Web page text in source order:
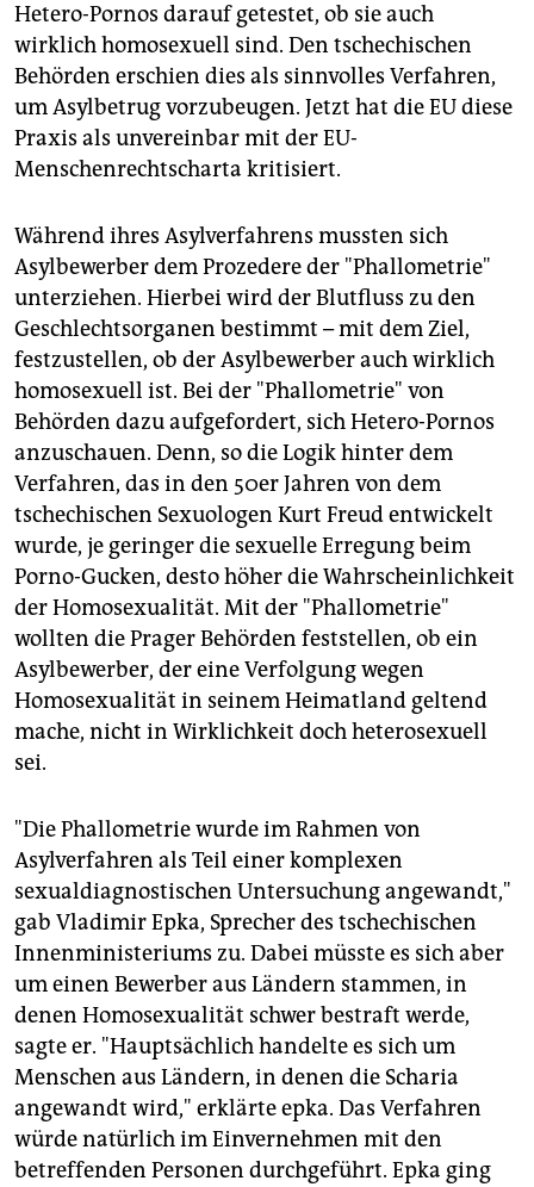
genossenschaft
epaper login
Hetero-Pornos darauf getestet, ob sie auch
wirklich homosexuell sind. Den tschechischen
Behörden erschien dies als sinnvolles Verfahren,
um Asylbetrug vorzubeugen. Jetzt hat die EU diese
Praxis als unvereinbar mit der EU-
Menschenrechtscharta kritisiert.
Während ihres Asylverfahrens mussten sich
Asylbewerber dem Prozedere der "Phallometrie"
unterziehen. Hierbei wird der Blutfluss zu den
Geschlechtsorganen bestimmt – mit dem Ziel,
festzustellen, ob der Asylbewerber auch wirklich
homosexuell ist. Bei der "Phallometrie" von
Behörden dazu aufgefordert, sich Hetero-Pornos
anzuschauen. Denn, so die Logik hinter dem
Verfahren, das in den 50er Jahren von dem
tschechischen Sexuologen Kurt Freud entwickelt
wurde, je geringer die sexuelle Erregung beim
Porno-Gucken, desto höher die Wahrscheinlichkeit
der Homosexualität. Mit der "Phallometrie"
wollten die Prager Behörden feststellen, ob ein
Asylbewerber, der eine Verfolgung wegen
Homosexualität in seinem Heimatland geltend
mache, nicht in Wirklichkeit doch heterosexuell
sei.
"Die Phallometrie wurde im Rahmen von
Asylverfahren als Teil einer komplexen
sexualdiagnostischen Untersuchung angewandt,"
gab Vladimir Epka, Sprecher des tschechischen
Innenministeriums zu. Dabei müsste es sich aber
um einen Bewerber aus Ländern stammen, in
denen Homosexualität schwer bestraft werde,
sagte er. "Hauptsächlich handelte es sich um
Menschen aus Ländern, in denen die Scharia
angewandt wird," erklärte epka. Das Verfahren
würde natürlich im Einvernehmen mit den
betreffenden Personen durchgeführt. Epka ging